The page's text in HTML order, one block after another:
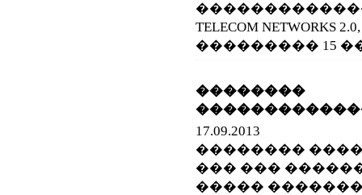
TELECOM
��������� 15
17.09.2013
��������
��� ���
�����